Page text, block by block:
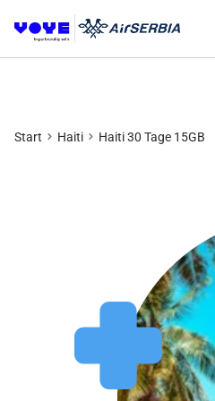
Start Haiti Haiti 30 Tage 15GB